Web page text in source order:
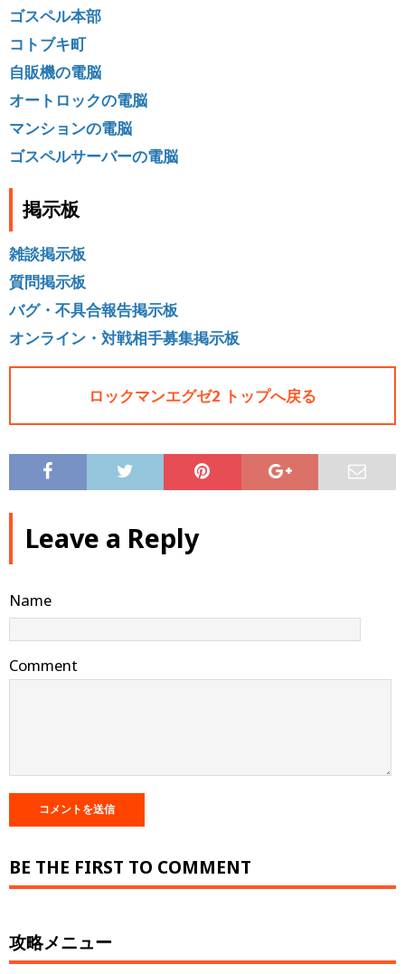
ゴスペル本部
コトブキ町
自販機の電脳
オートロックの電脳
マンションの電脳
ゴスペルサーバーの電脳
掲示板
雑談掲示板
質問掲示板
バグ・不具合報告掲示板
オンライン・対戦相手募集掲示板
ロックマンエグゼ2 トップへ戻る
Leave a Reply
Name
Comment
BE THE FIRST TO COMMENT
攻略メニュー